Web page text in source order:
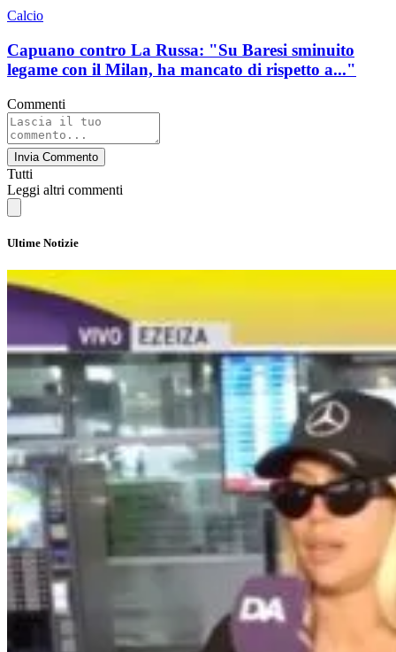
Calcio
Capuano contro La Russa: "Su Baresi sminuito
legame con il Milan, ha mancato di rispetto a..."
Commenti
Invia Commento
Tutti
Leggi altri commenti
Ultime Notizie